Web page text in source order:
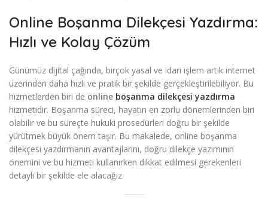
Online Boşanma Dilekçesi Yazdırma:
Hızlı ve Kolay Çözüm
Günümüz dijital çağında, birçok yasal ve idari işlem artık internet
üzerinden daha hızlı ve pratik bir şekilde gerçekleştirilebiliyor. Bu
hizmetlerden biri de online boşanma dilekçesi yazdırma
hizmetidir. Boşanma süreci, hayatın en zorlu dönemlerinden biri
olabilir ve bu süreçte hukuki prosedürleri doğru bir şekilde
yürütmek büyük önem taşır. Bu makalede, online boşanma
dilekçesi yazdırmanın avantajlarını, doğru dilekçe yazımının
önemini ve bu hizmeti kullanırken dikkat edilmesi gerekenleri
detaylı bir şekilde ele alacağız.